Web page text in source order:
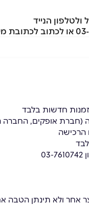
חדשות בלבד
אופקים, החברה
אחר ולא תינתן הטבה